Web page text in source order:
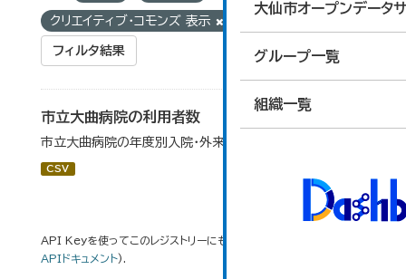
大仙市オープンデータ
グループ一覧
組織一覧
クリエイティブ・コモンズ 表示
フィルタ結果
市立大曲病院の利用者数
市立大曲病院の年度別入院・外来患者数です。
CSV
API Keyを使ってこのレジストリーにもアクセス可能です
APIドキュメント).